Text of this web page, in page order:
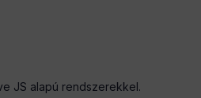
JS alapú rendszerekkel.